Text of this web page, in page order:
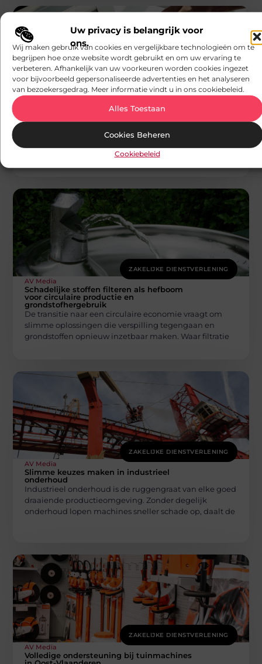
Uw privacy is belangrijk voor
ons.
Wij maken gebruik van cookies en vergelijkbare technologieën om te
begrijpen hoe onze website wordt gebruikt en om uw ervaring te
verbeteren. Afhankelijk van uw voorkeuren worden cookies ingezet
voor bijvoorbeeld gepersonaliseerde advertenties en het analyseren
van bezoekersgedrag. Meer informatie vindt u in ons cookiebeleid.
Alles Toestaan
Cookies Beheren
Cookiebeleid
ZAKELIJKE DIENSTVERLENING
AV Media
Eenvoudig een A3 printer kiezen die
perfect past bij printer leasen
Wanneer je op zoek bent naar een nieuwe
printeroplossing voor je organisatie, is het belangrijk
om goed na te denken
ZAKELIJKE DIENSTVERLENING
AV Media
Schadelijke stoffen filteren als hefboom
voor circulaire productie en
grondstofhergebruik
De transitie naar een circulaire economie vraagt om
slimme oplossingen die verspilling tegengaan en
grondstoffen opnieuw inzetbaar maken. Waar filtratie
ZAKELIJKE DIENSTVERLENING
AV Media
Slimme keuzes maken in industrieel
onderhoud
Industrieel onderhoud is de ruggengraat van elke goed
draaiende productieomgeving. Zonder degelijk
onderhoud lopen machines sneller schade op, daalt de
ZAKELIJKE DIENSTVERLENING
AV Media
Volledige ondersteuning bij tuinmachines